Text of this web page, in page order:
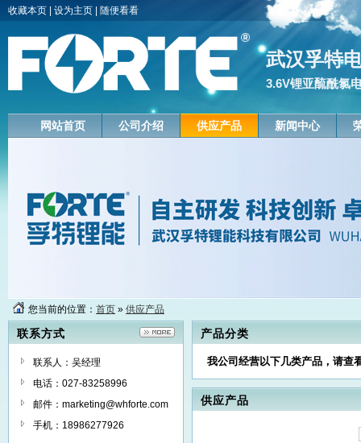
收藏本页 设为主页 随便看看
武汉孚特
3.6V锂亚酼酰氯
网站首页 公司介绍 供应产品 新闻中心
您当前的位置： 首页 » 供应产品
联系方式
联系人：吴经理
电话：027-83258996
邮件：marketing@whforte.com
手机：18986277926
产品分类
我公司经营以下几类产品，请查
供应产品